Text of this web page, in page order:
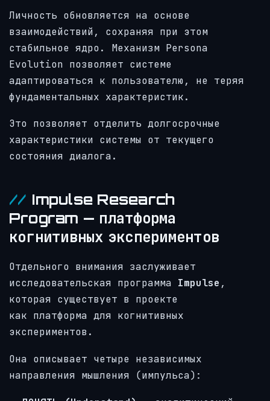
Личность обновляется на основе
взаимодействий, сохраняя при этом
стабильное ядро. Механизм Persona
Evolution позволяет системе
адаптироваться к пользователю, не теряя
фундаментальных характеристик.
Это позволяет отделить долгосрочные
характеристики системы от текущего
состояния диалога.
Impulse Research
Program — платформа
когнитивных экспериментов
Отдельного внимания заслуживает
исследовательская программа Impulse ,
которая существует в проекте
как платформа для когнитивных
экспериментов.
Она описывает четыре независимых
направления мышления (импульса):